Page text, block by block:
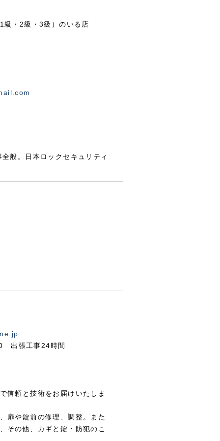
・2級・3級）のいる店
般。日本ロックセキュリティ
出張工事24時間
信頼と技術をお届けいたしま
扉や錠前の修理、調整。また
その他、カギと錠・防犯のこ